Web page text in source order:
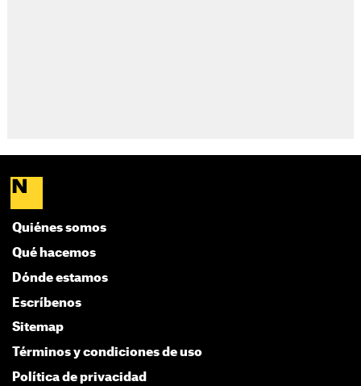
Quiénes somos
Qué hacemos
Dónde estamos
Escríbenos
Sitemap
Términos y condiciones de uso
Política de privacidad